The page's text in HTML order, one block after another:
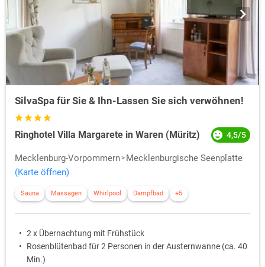
SilvaSpa für Sie & Ihn-Lassen Sie sich verwöhnen!
Ringhotel Villa Margarete in Waren (Müritz) 4,5/5
Mecklenburg-Vorpommern
Mecklenburgische Seenplatte
(Karte öffnen)
Sauna Massagen Whirlpool Dampfbad +5
2 x Übernachtung mit Frühstück
Rosenblütenbad für 2 Personen in der Austernwanne (ca. 40
Min.)